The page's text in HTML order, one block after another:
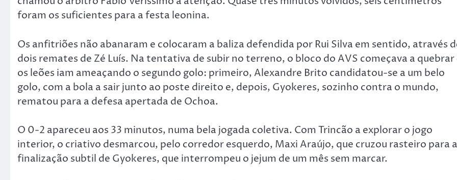
foram os suficientes para a festa leonina.
Os anfitriões não abanaram e colocaram a baliza defendida por Rui Silva em sentido, através
dois remates de Zé Luís. Na tentativa de subir no terreno, o bloco do AVS começava a quebrar
os leões iam ameaçando o segundo golo: primeiro, Alexandre Brito candidatou-se a um belo
golo, com a bola a sair junto ao poste direito e, depois, Gyokeres, sozinho contra o mundo,
rematou para a defesa apertada de Ochoa.
O 0-2 apareceu aos 33 minutos, numa bela jogada coletiva. Com Trincão a explorar o jogo
interior, o criativo desmarcou, pelo corredor esquerdo, Maxi Araújo, que cruzou rasteiro para a
finalização subtil de Gyokeres, que interrompeu o jejum de um mês sem marcar.